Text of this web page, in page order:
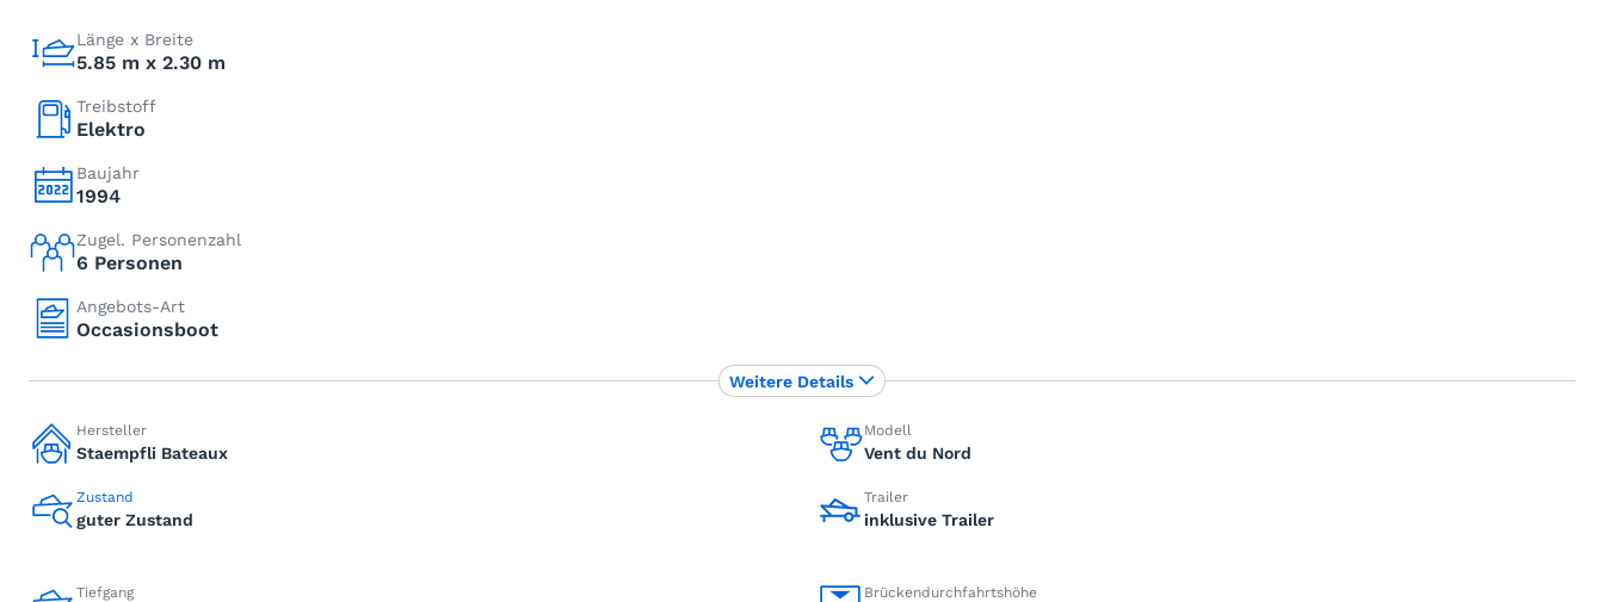
Länge x Breite
5.85 m x 2.30 m
Treibstoff
Elektro
Baujahr
1994
Zugel. Personenzahl
6 Personen
Angebots-Art
Occasionsboot
Hersteller
Staempfli Bateaux
Modell
Vent du Nord
Zustand
guter Zustand
Trailer
inklusive Trailer
Tiefgang Brückendurchfahrtshöhe
Weitere Details